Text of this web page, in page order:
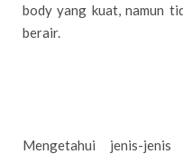
body yang kuat, namun
berair.
Mengetahui jenis-